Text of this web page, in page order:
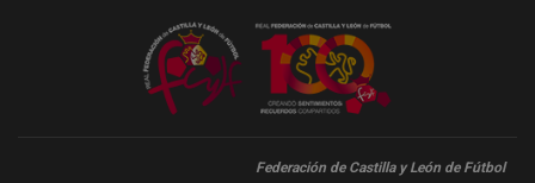
Federación de Castilla y León de Fútbol